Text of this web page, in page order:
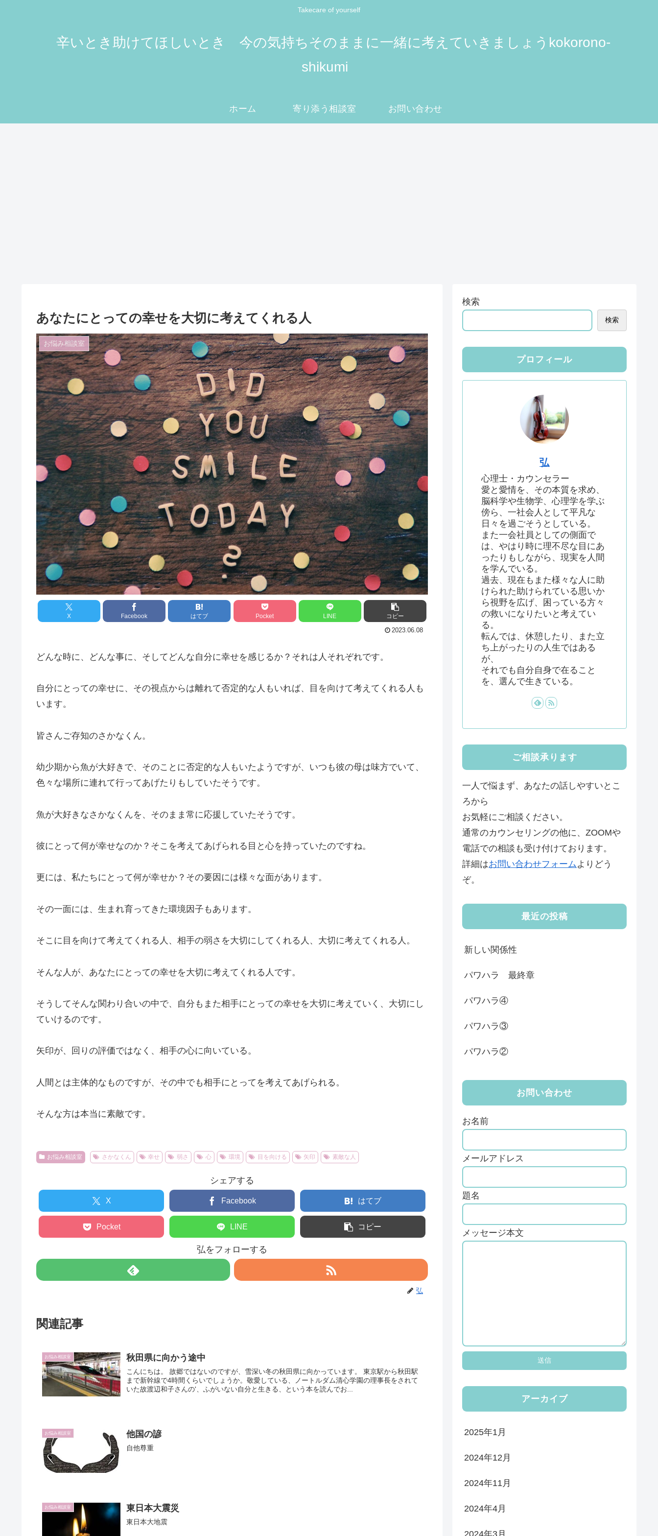
Takecare of yourself
辛いとき助けてほしいとき 今の気持ちそのままに一緒に考えていきましょうkokorono-
shikumi
ホーム 寄り添う相談室 お問い合わせ
あなたにとっての幸せを大切に考えてくれる人
お悩み相談室
X Facebook はてブ Pocket LINE コピー
2023.06.08
どんな時に、どんな事に、そしてどんな自分に幸せを感じるか？それは人それぞれです。
自分にとっての幸せに、その視点からは離れて否定的な人もいれば、目を向けて考えてくれる人も
います。
皆さんご存知のさかなくん。
幼少期から魚が大好きで、そのことに否定的な人もいたようですが、いつも彼の母は味方でいて、
色々な場所に連れて行ってあげたりもしていたそうです。
魚が大好きなさかなくんを、そのまま常に応援していたそうです。
彼にとって何が幸せなのか？そこを考えてあげられる目と心を持っていたのですね。
更には、私たちにとって何が幸せか？その要因には様々な面があります。
その一面には、生まれ育ってきた環境因子もあります。
そこに目を向けて考えてくれる人、相手の弱さを大切にしてくれる人、大切に考えてくれる人。
そんな人が、あなたにとっての幸せを大切に考えてくれる人です。
そうしてそんな関わり合いの中で、自分もまた相手にとっての幸せを大切に考えていく、大切にし
ていけるのです。
矢印が、回りの評価ではなく、相手の心に向いている。
人間とは主体的なものですが、その中でも相手にとってを考えてあげられる。
そんな方は本当に素敵です。
お悩み相談室 さかなくん 幸せ 弱さ 心 環境 目を向ける 矢印 素敵な人
シェアする
X Facebook はてブ
Pocket LINE コピー
弘をフォローする
弘
関連記事
お悩み相談室 秋田県に向かう途中
こんにちは。 故郷ではないのですが、雪深い冬の秋田県に向かっています。 東京駅から秋田駅
まで新幹線で4時間くらいでしょうか。敬愛している、ノートルダム清心学園の理事長をされて
いた故渡辺和子さんの'、ふがいない自分と生きる、という本を読んでお...
お悩み相談室 他国の諺
自他尊重
お悩み相談室 東日本大震災
東日本大地震
検索
検索
プロフィール
弘
心理士・カウンセラー
愛と愛情を、その本質を求め、
脳科学や生物学、心理学を学ぶ
傍ら、一社会人として平凡な
日々を過ごそうとしている。
また一会社員としての側面で
は、やはり時に理不尽な目にあ
ったりもしながら、現実を人間
を学んでいる。
過去、現在もまた様々な人に助
けられた助けられている思いか
ら視野を広げ、困っている方々
の救いになりたいと考えてい
る。
転んでは、休憩したり、また立
ち上がったりの人生ではある
が、
それでも自分自身で在ること
を、選んで生きている。
ご相談承ります
一人で悩まず、あなたの話しやすいとこ
ろから
お気軽にご相談ください。
通常のカウンセリングの他に、ZOOMや
電話での相談も受け付けております。
詳細はお問い合わせフォームよりどう
ぞ。
最近の投稿
新しい関係性
パワハラ 最終章
パワハラ④
パワハラ③
パワハラ②
お問い合わせ
お名前
メールアドレス
題名
メッセージ本文
アーカイブ
2025年1月
2024年12月
2024年11月
2024年4月
2024年3月